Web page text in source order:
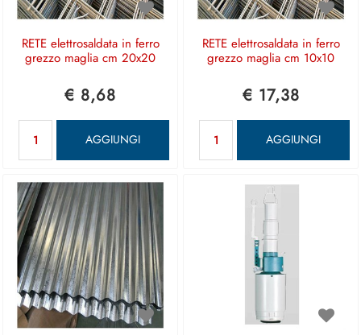
RETE elettrosaldata in ferro
grezzo maglia cm 20x20
€ 8,68
AGGIUNGI
RETE elettrosaldata in ferro
grezzo maglia cm 10x10
€ 17,38
AGGIUNGI